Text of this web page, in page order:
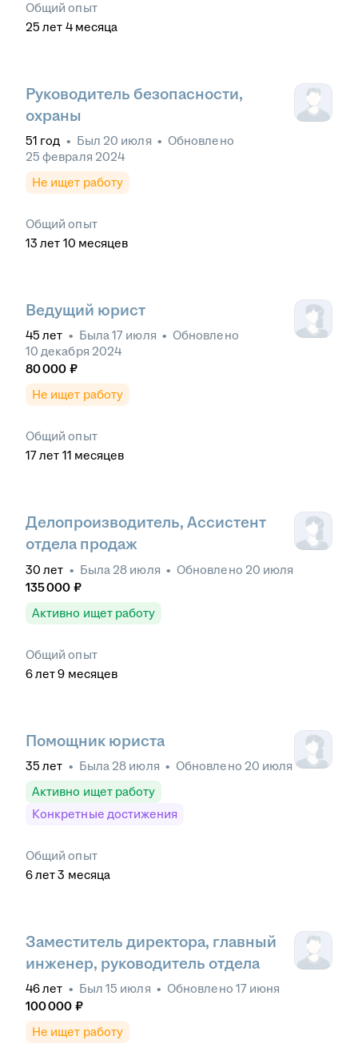
Общий опыт
25 лет 4 месяца
Руководитель безопасности,
охраны
51 год • Был 20 июля • Обновлено
25 февраля 2024
Не ищет работу
Общий опыт
13 лет 10 месяцев
Ведущий юрист
45 лет • Была17 июля • Обновлено
10 декабря 2024
80 000 ₽
Не ищет работу
Общий опыт
17лет 11 месяцев
Делопроизводитель, Ассистент
отдела продаж
30 лет • Была 28 июля • Обновлено 20 июля
135 000 ₽
Активно ищет работу
Общий опыт
6лет 9 месяцев
Помощник юриста
35 лет • Была 28 июля • Обновлено 20 июля
Активно ищет работу
Конкретные достижения
Общий опыт
6лет 3 месяца
Заместитель директора, главный
инженер, руководитель отдела
46лет • Был 15 июля • Обновлено 17 июня
100 000 ₽
Не ищет работу